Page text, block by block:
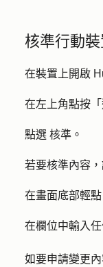
核準行動
在裝置上開啟
在左上角點按
點選 核準 。
若要核準內容
在畫面底部輕點
在欄位中輸入
如要申請變更